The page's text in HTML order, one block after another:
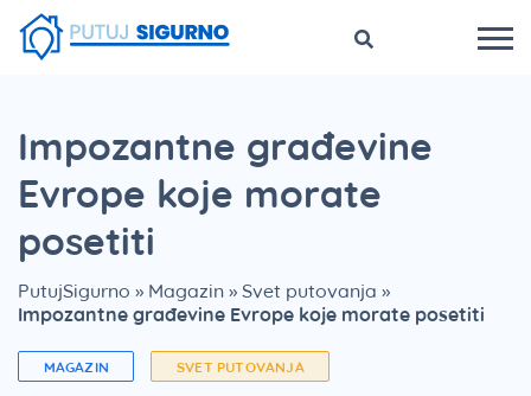
Impozantne građevine
Evrope koje morate
posetiti
PutujSigurno » Magazin » Svet putovanja »
Impozantne građevine Evrope koje morate posetiti
MAGAZIN SVET PUTOVANJA